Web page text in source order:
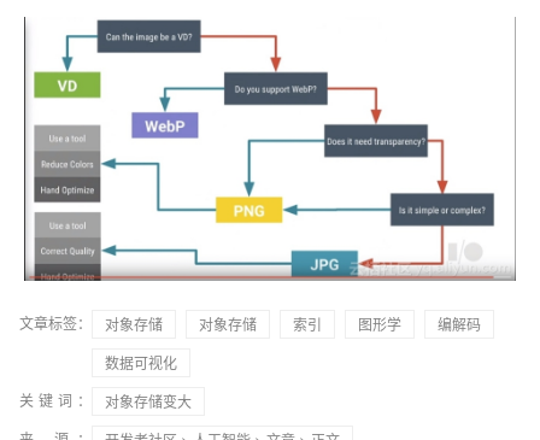
文章标签： 对象存储 对象存储 索引 图形学
编解码
数据可视化
关键词：
对象存储变大